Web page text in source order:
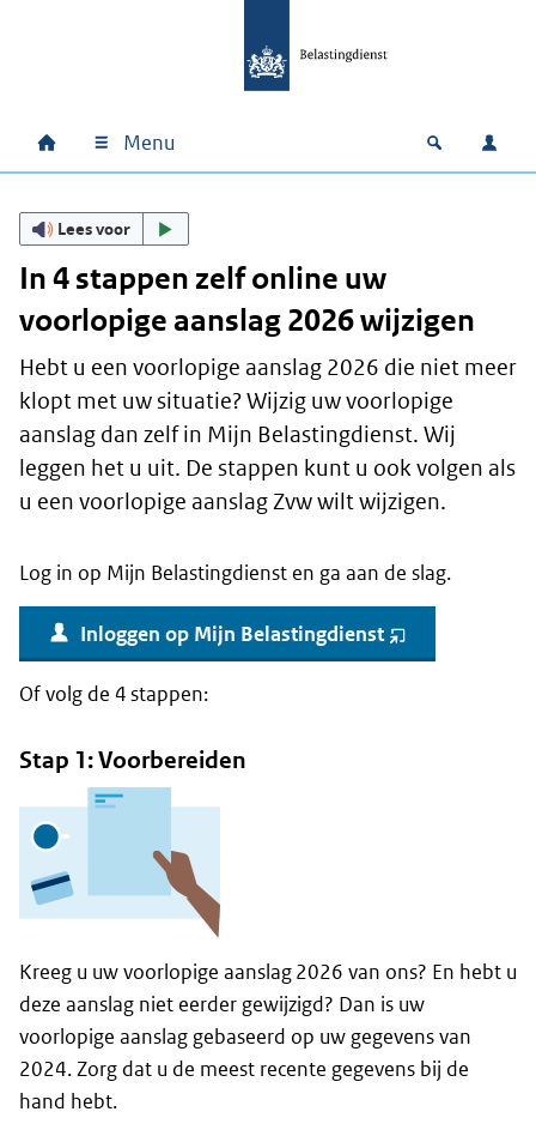
Hoofdnavigatie
Home Menu Open
Lees voor
In 4 stappen zelf online uw
voorlopige aanslag 2026 wijzigen
Hebt u een voorlopige aanslag 2026 die niet meer
klopt met uw situatie? Wijzig uw voorlopige
aanslag dan zelf in Mijn Belastingdienst. Wij
leggen het u uit. De stappen kunt u ook volgen als
u een voorlopige aanslag Zvw wilt wijzigen.
Log in op Mijn Belastingdienst en ga aan de slag.
Inloggen op Mijn Belastingdienst (opent
nieuw
Of volg de 4 stappen:
Stap 1: Voorbereiden
Kreeg u uw voorlopige aanslag 2026 van ons? En hebt u
deze aanslag niet eerder gewijzigd? Dan is uw
voorlopige aanslag gebaseerd op uw gegevens van
2024. Zorg dat u de meest recente gegevens bij de
hand hebt.